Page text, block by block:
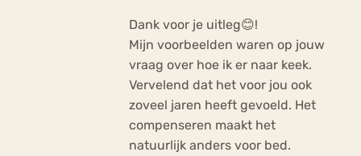
Dank voor je uitleg😊!
Mijn voorbeelden waren op jouw
vraag over hoe ik er naar keek.
Vervelend dat het voor jou ook
zoveel jaren heeft gevoeld. Het
compenseren maakt het
natuurlijk anders voor bed.